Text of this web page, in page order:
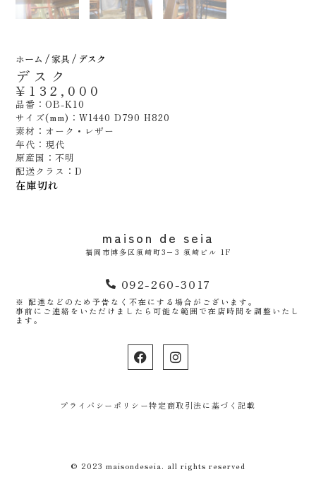
ホーム /家具 / デスク
デスク
¥ 132,000
品番：OB-K10
サイズ(mm)：W1440 D790 H820
素材：オーク・レザー
年代：現代
原産国：不明
配送クラス：D
在庫切れ
maison de seia
福岡市博多区須崎町3−3 須崎ビル 1F
092-260-3017
※ 配達などのため予告なく不在にする場合がございます。
事前にご連絡をいただけましたら可能な範囲で在店時間を調整いたし
ます。
プライバシーポリシー特定商取引法に基づく記載
© 2023 maisondeseia. all rights reserved